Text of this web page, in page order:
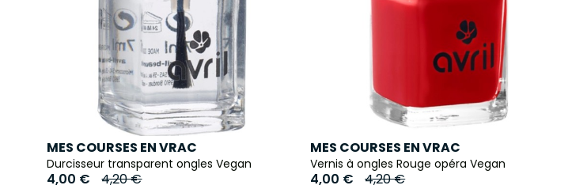
MES COURSES EN VRAC
Durcisseur transparent ongles Vegan
4,00 € 4,20 €
MES COURSES EN VRAC
Vernis à ongles Rouge opéra Vegan
4,00 € 4,20 €